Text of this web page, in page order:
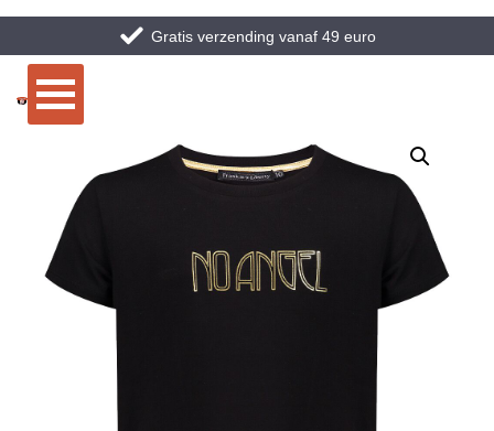
Gratis verzending vanaf 49 euro